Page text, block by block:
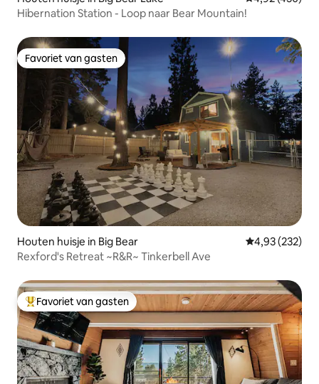
Hibernation Station - Loop naar Bear Mountain!
Favoriet van gasten
Favoriet van gasten
Houten huisje in Big Bear Gemiddelde
4,93 (232)
Rexford's Retreat ~R&R~ Tinkerbell Ave
Topfavoriet van gasten
Favoriet van gasten